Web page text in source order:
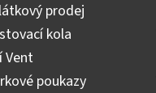
prodej
kola
Vent
poukazy